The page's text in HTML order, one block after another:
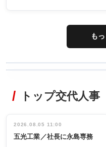
も
非鉄業界で
インタビュ
ー／社内ア
タックトレー
祝う 業界関
係者ら220人
出席
トップ交代人事
2026.08.05 11:00
五光工業／社長に永島専務